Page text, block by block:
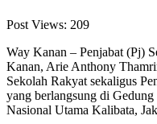
Post Views: 209
Way Kanan – Penjabat (Pj)
Kanan, Arie Anthony
Sekolah Rakyat sekaligus
yang berlangsung di
Nasional Utama Kalibata,